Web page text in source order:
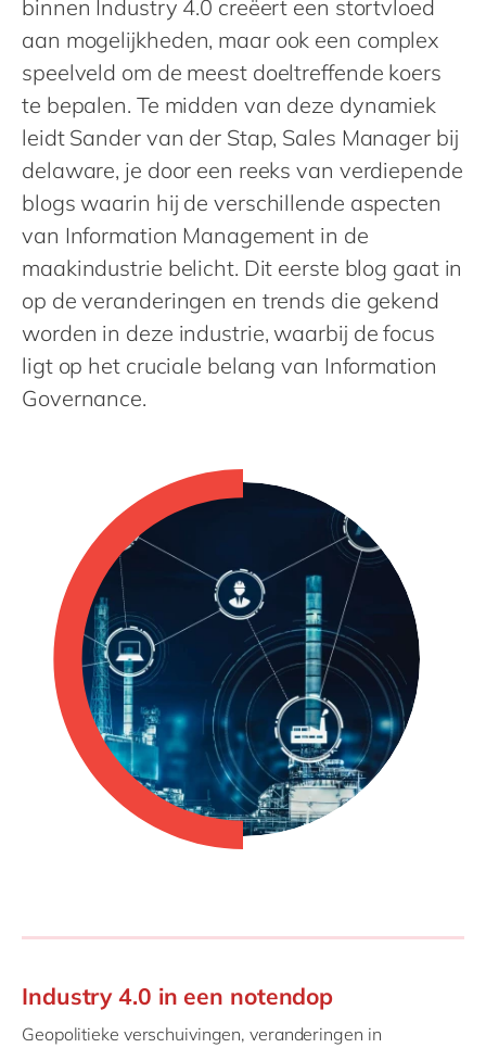
Philippines
Singapore
Switzerland
UK & Ireland
USA & Canada
binnen Industry 4.0 creëert een stortvloed
aan mogelijkheden, maar ook een complex
speelveld om de meest doeltreffende koers
te bepalen. Te midden van deze dynamiek
leidt Sander van der Stap, Sales Manager bij
delaware, je door een reeks van verdiepende
blogs waarin hij de verschillende aspecten
van Information Management in de
maakindustrie belicht. Dit eerste blog gaat in
op de veranderingen en trends die gekend
worden in deze industrie, waarbij de focus
ligt op het cruciale belang van Information
Governance.
Industry 4.0 in een notendop
Geopolitieke verschuivingen, veranderingen in